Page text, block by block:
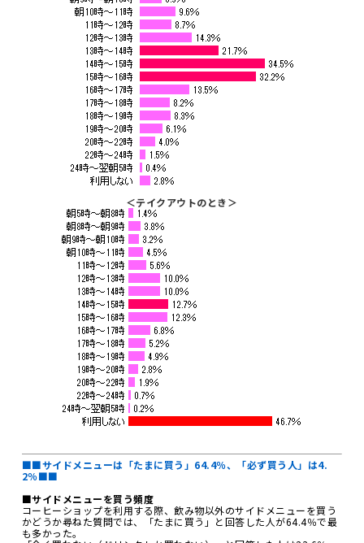
＜テイクアウトのとき＞
■■サイドメニューは「たまに買う」64.4％、「必ず買う人」は4.
2％■■
■サイドメニューを買う頻度
コーヒーショップを利用する際、飲み物以外のサイドメニューを買う
かどうか尋ねた質問では、「たまに買う」と回答した人が64.4％で最
も多かった。